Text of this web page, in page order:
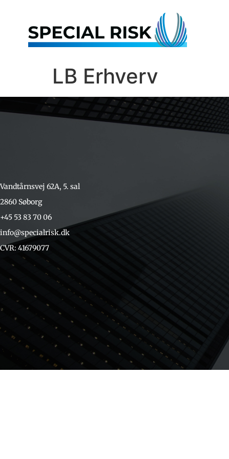
LB Erhverv
Vandtårnsvej 62A, 5. sal
2860 Søborg
+45 53 83 70 06
info@specialrisk.dk
CVR: 41679077